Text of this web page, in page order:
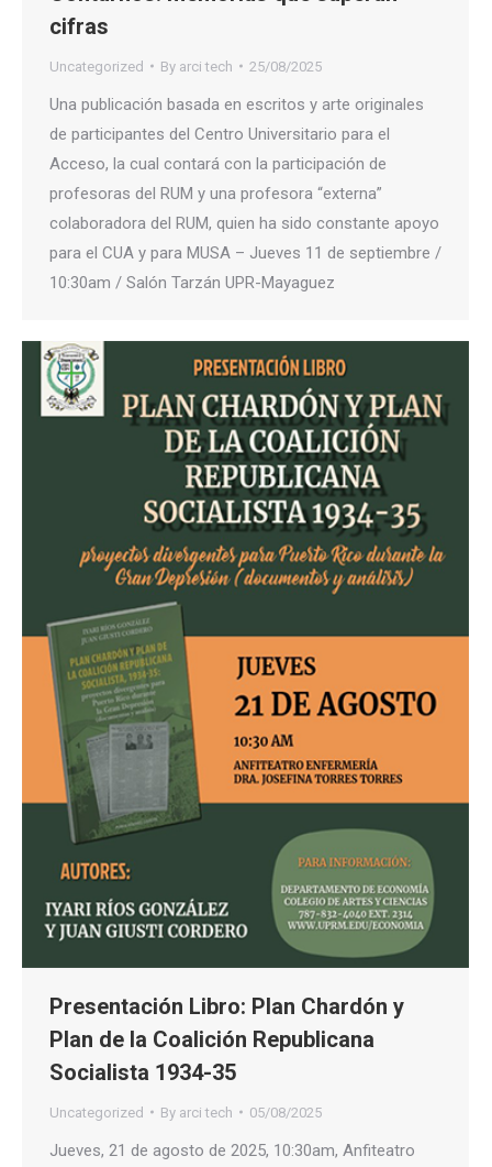
cifras
Uncategorized By arci tech 25/08/2025
Una publicación basada en escritos y arte originales
de participantes del Centro Universitario para el
Acceso, la cual contará con la participación de
profesoras del RUM y una profesora “externa”
colaboradora del RUM, quien ha sido constante apoyo
para el CUA y para MUSA – Jueves 11 de septiembre /
10:30am / Salón Tarzán UPR-Mayaguez
Presentación Libro: Plan Chardón y
Plan de la Coalición Republicana
Socialista 1934-35
Uncategorized By arci tech 05/08/2025
Jueves, 21 de agosto de 2025, 10:30am, Anfiteatro